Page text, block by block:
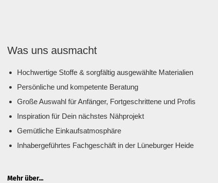
Was uns ausmacht
Hochwertige Stoffe & sorgfältig ausgewählte Materialien
Persönliche und kompetente Beratung
Große Auswahl für Anfänger, Fortgeschrittene und Profis
Inspiration für Dein nächstes Nähprojekt
Gemütliche Einkaufsatmosphäre
Inhabergeführtes Fachgeschäft in der Lüneburger Heide
Mehr über...